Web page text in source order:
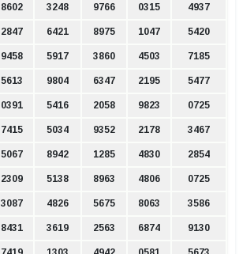
8602 3248 9766 0315 4937
2847 6421 8975 1047 5420
9458 5917 3860 4503 7185
5613 9804 6347 2195 5477
0391 5416 2058 9823 0725
7415 5034 9352 2178 3467
5067 8942 1285 4830 2854
2309 5138 8963 4806 0725
3087 4826 5675 8063 3586
8431 3619 2563 6874 9130